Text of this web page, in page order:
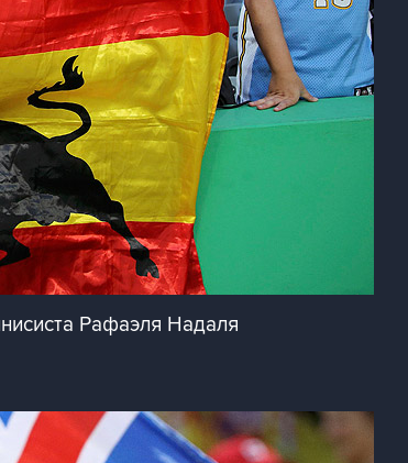
Рафаэля Надаля